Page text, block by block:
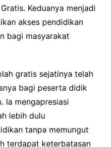
Keduanya menjadi
akses pendidikan
bagi masyarakat
gratis sejatinya telah
bagi peserta didik
Ia mengapresiasi
lebih dulu
tanpa memungut
terdapat keterbatasan